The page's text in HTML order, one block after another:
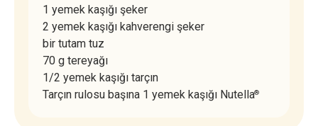
1 yemek kaşığı şeker
2 yemek kaşığı kahverengi şeker
bir tutam tuz
70 g tereyağı
1/2 yemek kaşığı tarçın
Tarçın rulosu başına 1 yemek kaşığı Nutella®